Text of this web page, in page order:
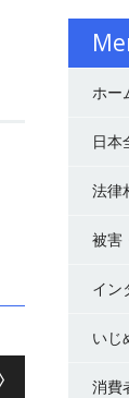
ホー
日本
法律
被害
イン
いじ
消費